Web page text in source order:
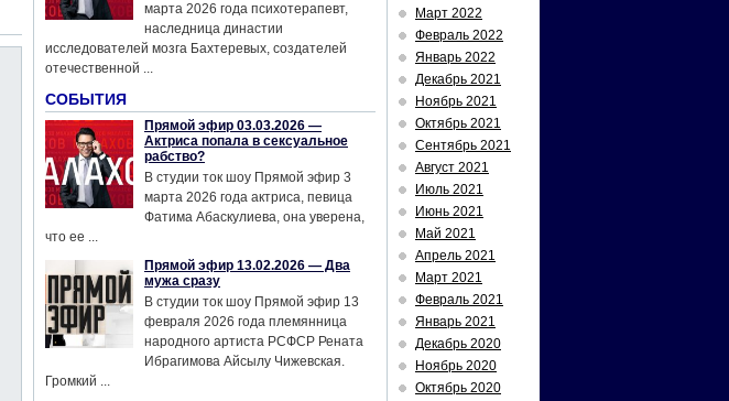
марта 2026 года психотерапевт,
наследница династии
исследователей мозга Бахтеревых, создателей
отечественной ...
СОБЫТИЯ
Прямой эфир 03.03.2026 —
Актриса попала в сексуальное
рабство?
В студии ток шоу Прямой эфир 3
марта 2026 года актриса, певица
Фатима Абаскулиева, она уверена,
что ее ...
Прямой эфир 13.02.2026 — Два
мужа сразу
В студии ток шоу Прямой эфир 13
февраля 2026 года племянница
народного артиста РСФСР Рената
Ибрагимова Айсылу Чижевская.
Громкий ...
Март 2022
Февраль 2022
Январь 2022
Декабрь 2021
Ноябрь 2021
Октябрь 2021
Сентябрь 2021
Август 2021
Июль 2021
Июнь 2021
Май 2021
Апрель 2021
Март 2021
Февраль 2021
Январь 2021
Декабрь 2020
Ноябрь 2020
Октябрь 2020